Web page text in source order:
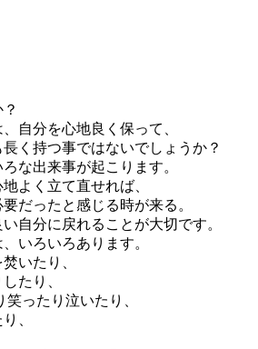
自分を心地良く保って、
く持つ事ではないでしょうか？
な出来事が起こります。
よく立て直せれば、
だったと感じる時が来る。
自分に戻れることが大切です。
いろいろあります。
いたり、
たり、
ったり泣いたり、
、